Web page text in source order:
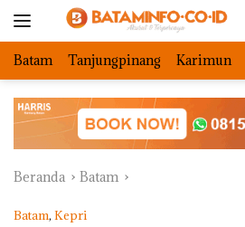
Batam Tanjungpinang Karimun
Beranda Batam
Batam, Kepri